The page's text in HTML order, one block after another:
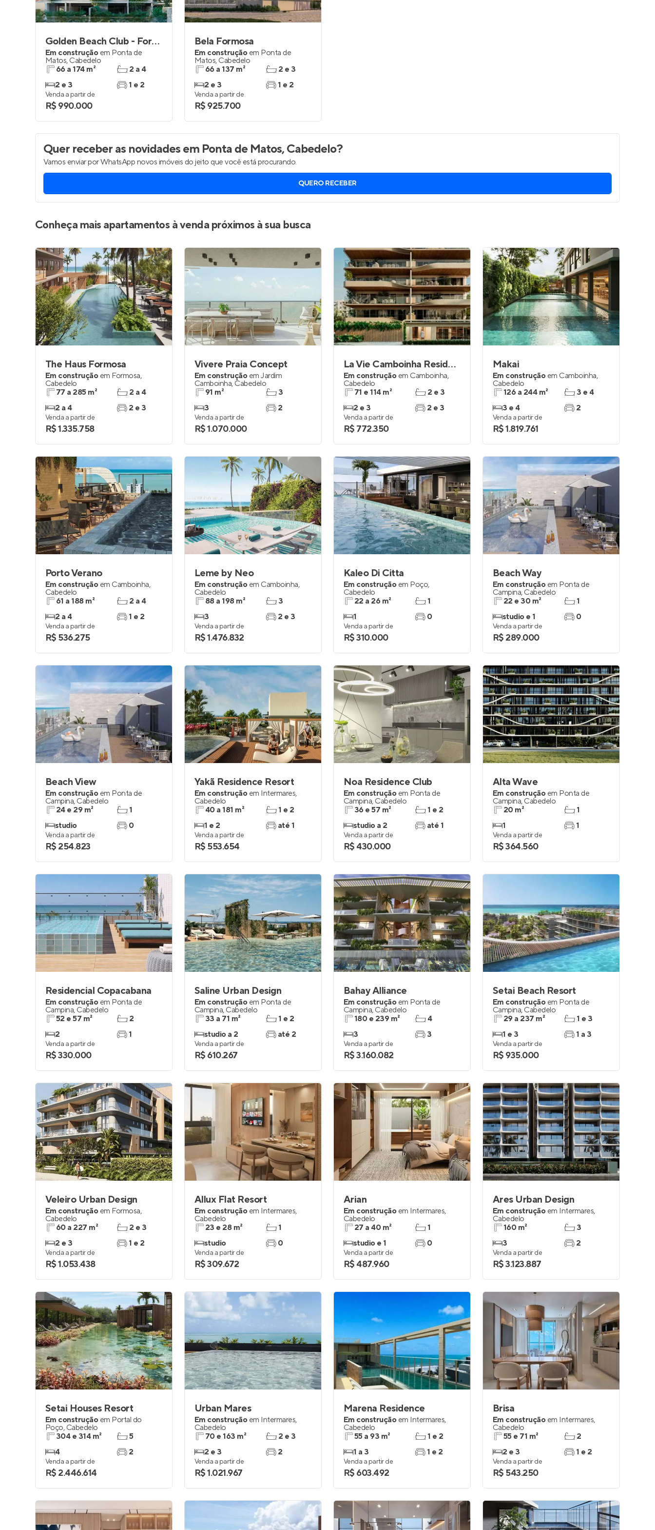
Entrar no Apto
Golden Beach Club - Formosa
Em construção em Ponta de
Matos, Cabedelo
66 a 174 m²
2 e 3
2 a 4
1 e 2
Venda a partir de
R$ 990.000
Bela Formosa
Em construção em Ponta de
Matos, Cabedelo
66 a 137 m²
2 e 3
2 e 3
1 e 2
Venda a partir de
R$ 925.700
Quer receber as novidadesem Ponta de Matos, Cabedelo?
Vamos enviar por WhatsApp novos imóveis do jeito que você está procurando.
QUERO RECEBER
Conheça mais apartamentos à venda próximos à sua busca
The Haus Formosa
Em construção em Formosa,
Cabedelo
77 a 285 m²
2 a 4
2 a 4
2 e 3
Venda a partir de
R$ 1.335.758
Vivere Praia Concept
Em construção em Jardim
Camboinha, Cabedelo
91 m²
3
3
2
Venda a partir de
R$ 1.070.000
La Vie Camboinha Residence
Em construção em Camboinha,
Cabedelo
71 e 114 m²
2 e 3
2 e 3
2 e 3
Venda a partir de
R$ 772.350
Makai
Em construção em Camboinha,
Cabedelo
126 a 244 m²
3 e 4
3 e 4
2
Venda a partir de
R$ 1.819.761
Porto Verano
Em construção em Camboinha,
Cabedelo
61 a 188 m²
2 a 4
2 a 4
1 e 2
Venda a partir de
R$ 536.275
Leme by Neo
Em construção em Camboinha,
Cabedelo
88 a 198 m²
3
3
2 e 3
Venda a partir de
R$ 1.476.832
Kaleo Di Citta
Em construção em Poço,
Cabedelo
22 a 26 m²
1
1
0
Venda a partir de
R$ 310.000
Beach Way
Em construção em Ponta de
Campina, Cabedelo
22 e 30 m²
studio e 1
1
0
Venda a partir de
R$ 289.000
Beach View
Em construção em Ponta de
Campina, Cabedelo
24 e 29 m²
studio
1
0
Venda a partir de
R$ 254.823
Yakã Residence Resort
Em construção em Intermares,
Cabedelo
40 a 181 m²
1 e 2
1 e 2
até 1
Venda a partir de
R$ 553.654
Noa Residence Club
Em construção em Ponta de
Campina, Cabedelo
36 e 57 m²
studio a 2
1 e 2
até 1
Venda a partir de
R$ 430.000
Alta Wave
Em construção em Ponta de
Campina, Cabedelo
20 m²
1
1
1
Venda a partir de
R$ 364.560
Residencial Copacabana
Em construção em Ponta de
Campina, Cabedelo
52 e 57 m²
2
2
1
Venda a partir de
R$ 330.000
Saline Urban Design
Em construção em Ponta de
Campina, Cabedelo
33 a 71 m²
studio a 2
1 e 2
até 2
Venda a partir de
R$ 610.267
Bahay Alliance
Em construção em Ponta de
Campina, Cabedelo
180 e 239 m²
3
4
3
Venda a partir de
R$ 3.160.082
Setai Beach Resort
Em construção em Ponta de
Campina, Cabedelo
29 a 237 m²
1 e 3
1 e 3
1 a 3
Venda a partir de
R$ 935.000
Veleiro Urban Design
Em construção em Formosa,
Cabedelo
60 a 227 m²
2 e 3
2 e 3
1 e 2
Venda a partir de
R$ 1.053.438
Allux Flat Resort
Em construção em Intermares,
Cabedelo
23 e 28 m²
studio
1
0
Venda a partir de
R$ 309.672
Arian
Em construção em Intermares,
Cabedelo
27 a 40 m²
studio e 1
1
0
Venda a partir de
R$ 487.960
Ares Urban Design
Em construção em Intermares,
Cabedelo
160 m²
3
3
2
Venda a partir de
R$ 3.123.887
Setai Houses Resort
Em construção em Portal do
Poço, Cabedelo
304 e 314 m²
4
5
2
Venda a partir de
R$ 2.446.614
Urban Mares
Em construção em Intermares,
Cabedelo
70 e 163 m²
2 e 3
2 e 3
2
Venda a partir de
R$ 1.021.967
Marena Residence
Em construção em Intermares,
Cabedelo
55 a 93 m²
1 a 3
1 e 2
1 e 2
Venda a partir de
R$ 603.492
Brisa
Em construção em Intermares,
Cabedelo
55 e 71 m²
2 e 3
2
1 e 2
Venda a partir de
R$ 543.250